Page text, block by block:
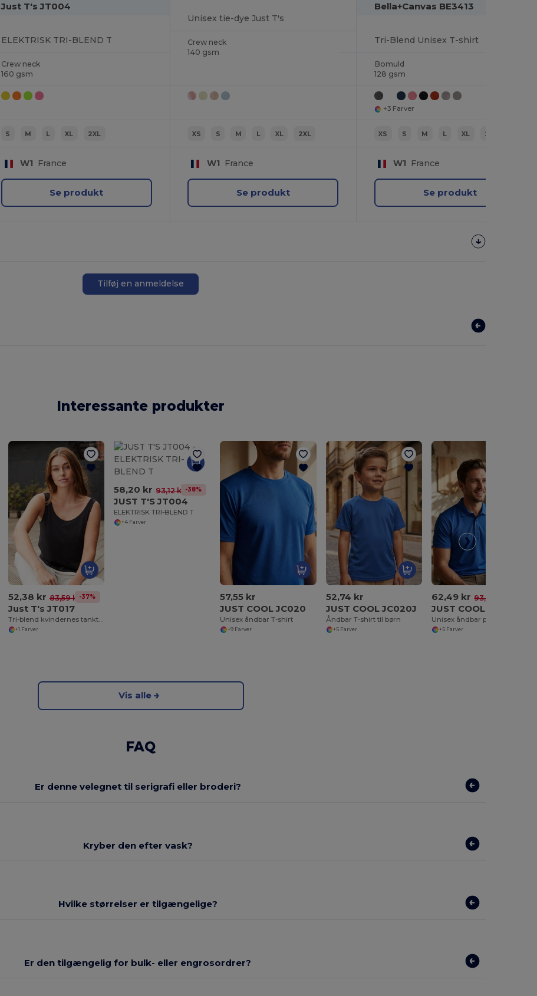
Just T's JT004
ELEKTRISK TRI-BLEND T
Crew neck
160 gsm
S M L XL 2XL
W1 France
Se produkt
Unisex tie-dye Just T's
Crew neck
140 gsm
XS S M L XL 2XL
W1 France
Se produkt
Bella+Canvas BE3413
Tri-Blend Unisex T-shirt
Bomuld
128 gsm
+3 Farver
XS S M L XL 2XL
W1 France
Se produkt
Tilføj en anmeldelse
Interessante produkter
52,38 kr 83,59 kr-37%
Just T's JT017
Tri-blend kvindernes tanktop
+1 Farver
58,20 kr 93,12 kr -38%
JUST T'S JT004
ELEKTRISK TRI-BLEND T
+4 Farver
57,55 kr
JUST COOL JC020
Unisex åndbar T-shirt
+9 Farver
52,74 kr
JUST COOL JC020J
Åndbar T-shirt til børn
+5 Farver
62,49 kr 93,12 kr
JUST COOL JC021
Unisex åndbar poloshirt
+5 Farver
Vis alle
FAQ
Er denne velegnet til serigrafi eller broderi?
Kryber den efter vask?
Hvilke størrelser er tilgængelige?
Er den tilgængelig for bulk- eller engrosordrer?